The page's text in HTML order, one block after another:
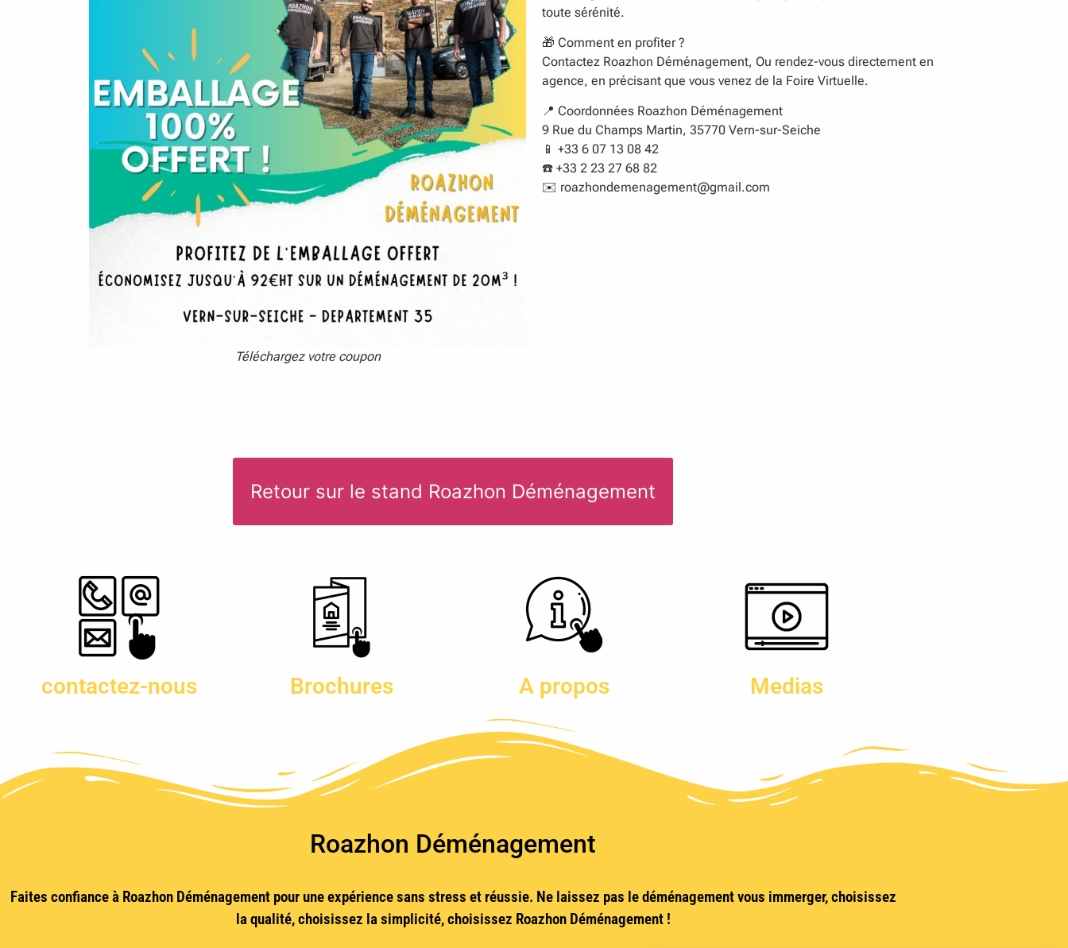
Téléchargez votre coupon
toute sérénité.
🎁 Comment en profiter ?
Contactez Roazhon Déménagement, Ou rendez-vous directement en
agence, en précisant que vous venez de la Foire Virtuelle.
📍 Coordonnées Roazhon Déménagement
9 Rue du Champs Martin, 35770 Vern-sur-Seiche
📱 +33 6 07 13 08 42
☎️ +33 2 23 27 68 82
✉️ roazhondemenagement@gmail.com
Retour sur le stand Roazhon Déménagement
contactez-nous Brochures A propos Medias
Roazhon Déménagement
Faites confiance à Roazhon Déménagement pour une expérience sans stress et réussie. Ne laissez pas le déménagement vous immerger, choisissez
la qualité, choisissez la simplicité, choisissez Roazhon Déménagement !